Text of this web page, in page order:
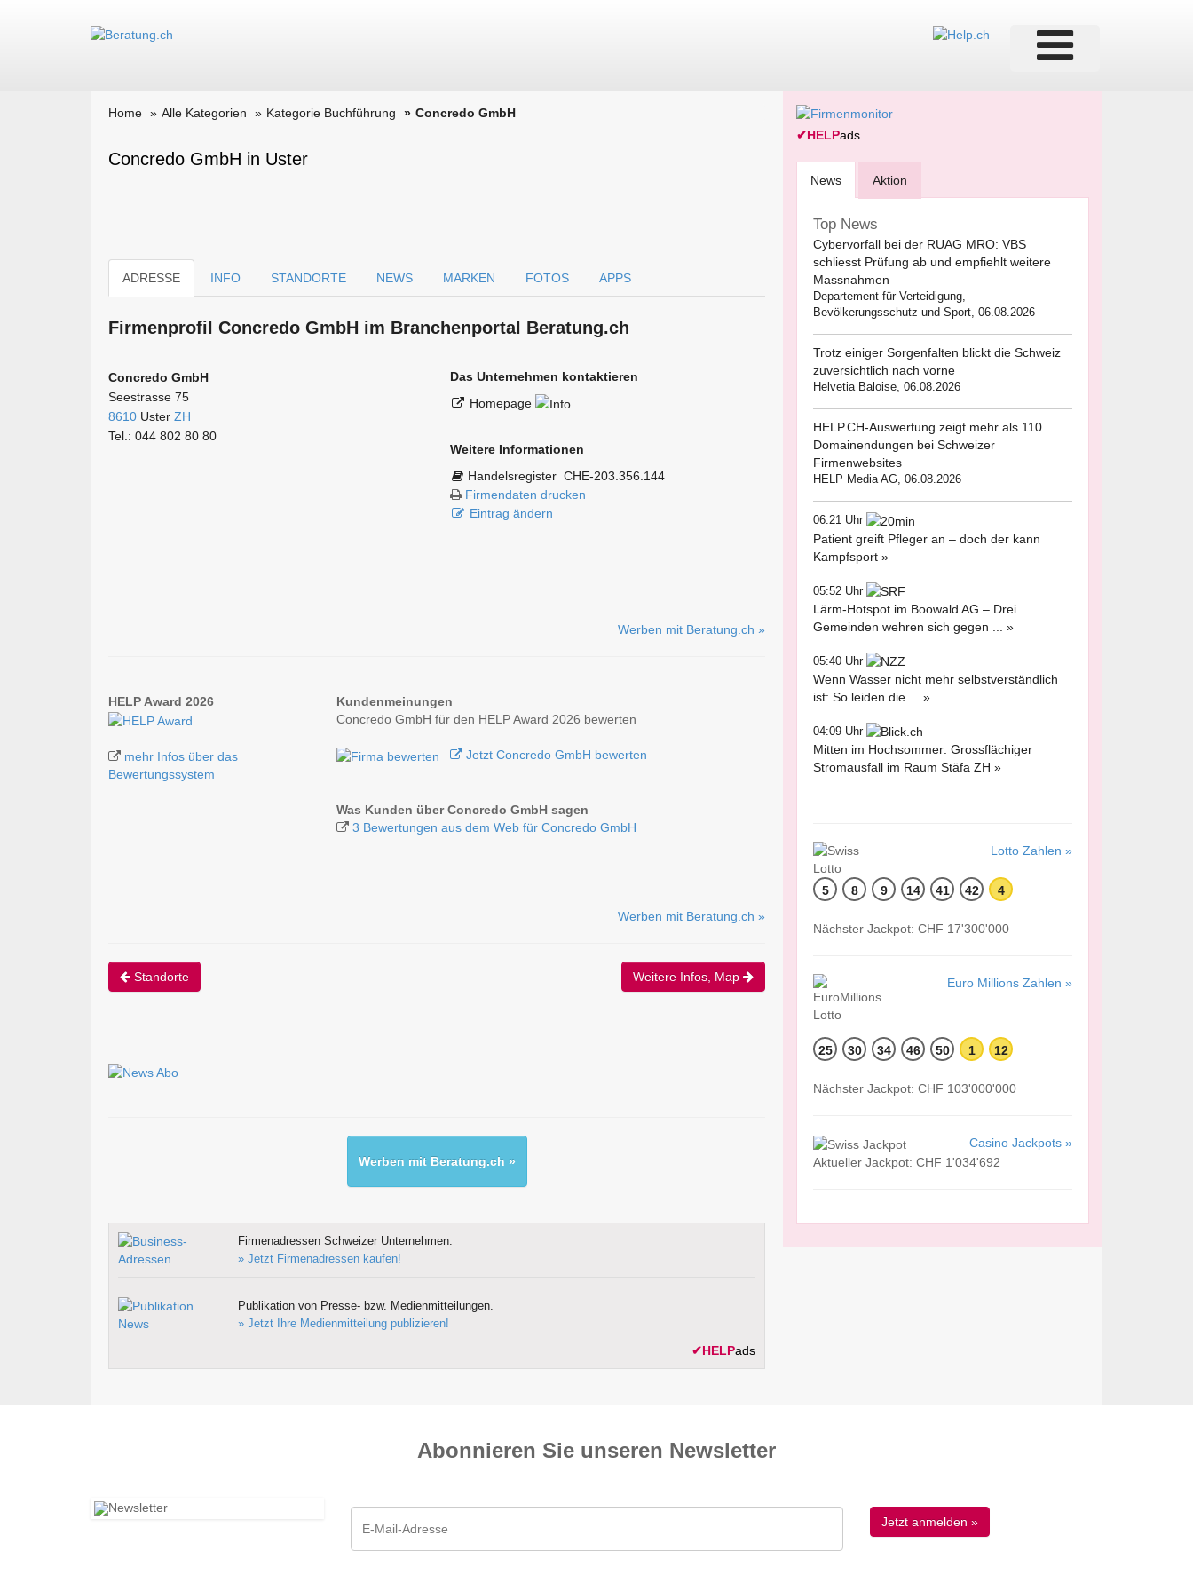
Home Alle Kategorien Kategorie Buchführung Concredo GmbH
Concredo GmbH in Uster
ADRESSE INFO STANDORTE NEWS MARKEN FOTOS APPS
Firmen­profil Concredo GmbH im Branchen­portal Beratung.ch
Concredo GmbH
Seestrasse 75
8610 Uster ZH
Tel.: 044 802 80 80
Das Unternehmen kontaktieren
Homepage
Weitere Informationen
Handelsregister CHE-203.356.144
Firmendaten drucken
Eintrag ändern
Werben mit Beratung.ch »
HELP Award 2026
mehr Infos über das
Bewertungssystem
Kundenmeinungen
Concredo GmbH für den HELP Award 2026 bewerten
Jetzt Concredo GmbH bewerten
Was Kunden über Concredo GmbH sagen
3 Bewertungen aus dem Web für Concredo GmbH
Werben mit Beratung.ch »
Standorte Weitere Infos, Map
Werben mit Beratung.ch »
Firmenadressen Schweizer Unternehmen.
» Jetzt Firmenadressen kaufen!
Publikation von Presse- bzw. Medienmitteilungen.
» Jetzt Ihre Medienmitteilung publizieren!
✔HELPads
✔HELPads
News Aktion
Top News
Cybervorfall bei der RUAG MRO: VBS
schliesst Prüfung ab und empfiehlt weitere
Massnahmen
Departement für Verteidigung,
Bevölkerungsschutz und Sport, 06.08.2026
Trotz einiger Sorgenfalten blickt die Schweiz
zuversichtlich nach vorne
Helvetia Baloise, 06.08.2026
HELP.CH-Auswertung zeigt mehr als 110
Domainendungen bei Schweizer
Firmenwebsites
HELP Media AG, 06.08.2026
06:21 Uhr
Patient greift Pfleger an – doch der kann
Kampfsport »
05:52 Uhr
Lärm-Hotspot im Boowald AG – Drei
Gemeinden wehren sich gegen ... »
05:40 Uhr
Wenn Wasser nicht mehr selbstverständlich
ist: So leiden die ... »
04:09 Uhr
Mitten im Hochsommer: Grossflächiger
Stromausfall im Raum Stäfa ZH »
Lotto Zahlen »
5 8 9 14 41 42 4
Nächster Jackpot: CHF 17'300'000
Euro Millions Zahlen »
25 30 34 46 50 1 12
Nächster Jackpot: CHF 103'000'000
Casino Jackpots »
Aktueller Jackpot: CHF 1'034'692
Abonnieren Sie unseren News­letter